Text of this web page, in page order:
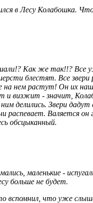
в Лесу Колабошка.
Как же так!!? Все
блестят. Все
нем растут! Он их
визжит - значит,
делились. Звери
распевает. Валяется
обсцыканный.
маленькие -
больше не будет.
вспомнил, что уже